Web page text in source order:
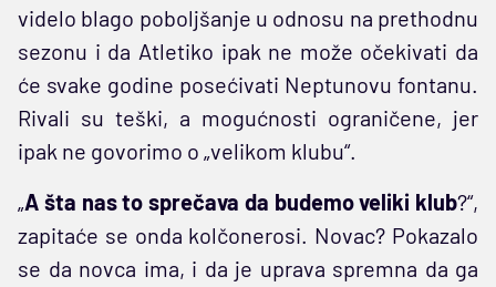
videlo blago poboljšanje u odnosu na prethodnu
sezonu i da Atletiko ipak ne može očekivati da
će svake godine posećivati Neptunovu fontanu.
Rivali su teški, a mogućnosti ograničene, jer
ipak ne govorimo o „velikom klubu“.
„A šta nas to sprečava da budemo veliki klub?“,
zapitaće se onda kolčonerosi. Novac? Pokazalo
se da novca ima, i da je uprava spremna da ga